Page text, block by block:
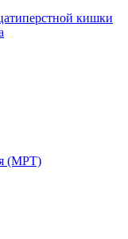
кишки
(МРТ)